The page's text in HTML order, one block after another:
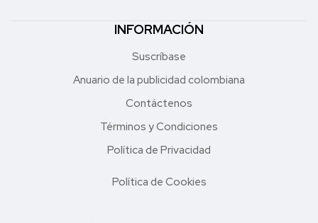
INFORMACIÓN
Suscríbase
Anuario de la publicidad colombiana
Contáctenos
Términos y Condiciones
Política de Privacidad
Política de Cookies